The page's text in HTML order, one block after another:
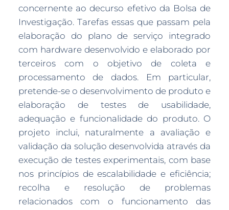
concernente ao decurso efetivo da Bolsa de
Investigação. Tarefas essas que passam pela
elaboração do plano de serviço integrado
com hardware desenvolvido e elaborado por
terceiros com o objetivo de coleta e
processamento de dados. Em particular,
pretende-se o desenvolvimento de produto e
elaboração de testes de usabilidade,
adequação e funcionalidade do produto. O
projeto inclui, naturalmente a avaliação e
validação da solução desenvolvida através da
execução de testes experimentais, com base
nos princípios de escalabilidade e eficiência;
recolha e resolução de problemas
relacionados com o funcionamento das